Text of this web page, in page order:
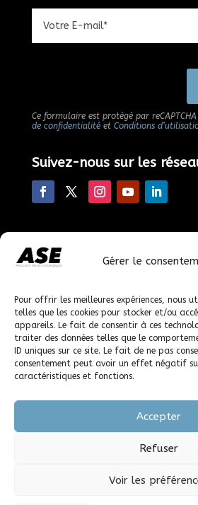
Gérer le
Pour offrir les meilleures expériences, nous
telles que les cookies pour stocker et/ou
appareils. Le fait de consentir à ces
traiter des données telles que le
ID uniques sur ce site. Le fait de ne pas
consentement peut avoir un effet négatif
caractéristiques et fonctions.
Accepter
Refuser
Voir les
Ce formulaire est protégé par
de confidentialitéet Conditions
Suivez-nous sur les
En faisant un don, vous nous
© 2023-2026 solutions-
réservés.